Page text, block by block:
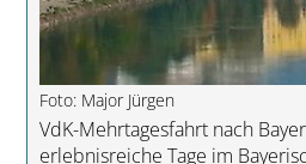
Foto: Major Jürgen
VdK-Mehrtagesfahrt nach
erlebnisreiche Tage im